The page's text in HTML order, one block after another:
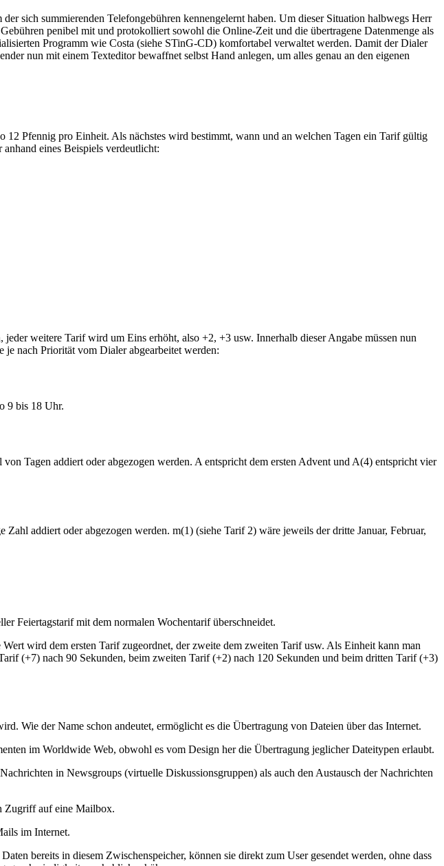
sich summierenden Telefongebühren kennengelernt haben. Um dieser Situation halbwegs Herr
penibel mit und protokolliert sowohl die Online-Zeit und die übertragene Datenmenge als
Programm wie Costa (siehe STinG-CD) komfortabel verwaltet werden. Damit der Dialer
nun mit einem Texteditor bewaffnet selbst Hand anlegen, um alles genau an den eigenen
Pfennig pro Einheit. Als nächstes wird bestimmt, wann und an welchen Tagen ein Tarif gültig
eines Beispiels verdeutlicht:
weitere Tarif wird um Eins erhöht, also +2, +3 usw. Innerhalb dieser Angabe müssen nun
nach Priorität vom Dialer abgearbeitet werden:
9 bis 18 Uhr.
Tagen addiert oder abgezogen werden. A entspricht dem ersten Advent und A(4) entspricht vier
addiert oder abgezogen werden. m(1) (siehe Tarif 2) wäre jeweils der dritte Januar, Februar,
Feiertagstarif mit dem normalen Wochentarif überschneidet.
wird dem ersten Tarif zugeordnet, der zweite dem zweiten Tarif usw. Als Einheit kann man
(+7) nach 90 Sekunden, beim zweiten Tarif (+2) nach 120 Sekunden und beim dritten Tarif (+3)
Wie der Name schon andeutet, ermöglicht es die Übertragung von Dateien über das Internet.
im Worldwide Web, obwohl es vom Design her die Übertragung jeglicher Dateitypen erlaubt.
in Newsgroups (virtuelle Diskussionsgruppen) als auch den Austausch der Nachrichten
Zugriff auf eine Mailbox.
im Internet.
bereits in diesem Zwischenspeicher, können sie direkt zum User gesendet werden, ohne dass